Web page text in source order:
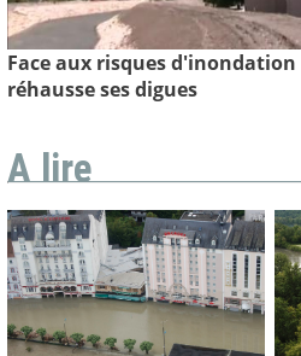
Face aux risques d'inondation
réhausse ses digues
A lire